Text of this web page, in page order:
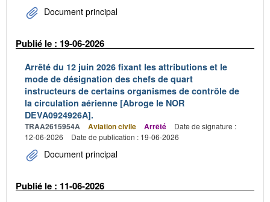
Document principal
Publié le : 19-06-2026
Arrêté du 12 juin 2026 fixant les attributions et le
mode de désignation des chefs de quart
instructeurs de certains organismes de contrôle de
la circulation aérienne [Abroge le NOR
DEVA0924926A].
TRAA2615954A Aviation civile Arrêté
Date de signature :
12-06-2026
Date de publication : 19-06-2026
Document principal
Publié le : 11-06-2026